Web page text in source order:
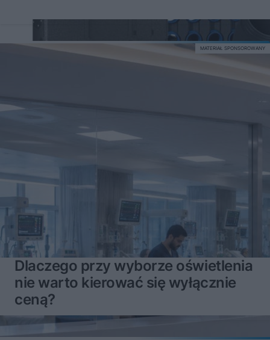
Dlaczego przy wyborze oświetlenia
nie warto kierować się wyłącznie
ceną?
MATERIAŁ SPONSOROWANY